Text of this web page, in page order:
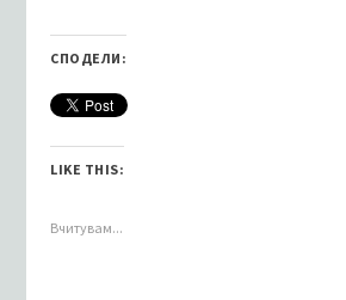
СПОДЕЛИ:
LIKE THIS:
Вчитувам...